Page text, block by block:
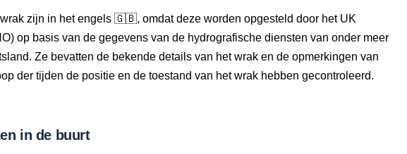
zijn in het engels 🇬🇧, omdat deze worden opgesteld door het UK
op basis van de gegevens van de hydrografische diensten van onder meer
Ze bevatten de bekende details van het wrak en de opmerkingen van
der tijden de positie en de toestand van het wrak hebben gecontroleerd.
in de buurt